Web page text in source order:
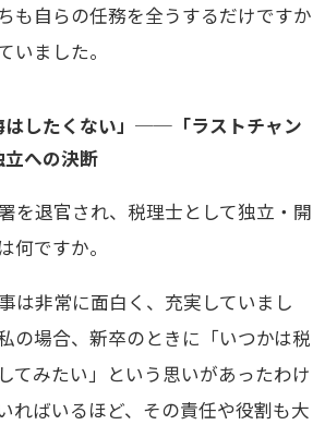
も自らの任務を全うするだけですか
いました。
はしたくない」──「ラストチャン
への決断
退官され、税理士として独立・開
何ですか。
は非常に面白く、充実していまし
の場合、新卒のときに「いつかは税
てみたい」という思いがあったわけ
ればいるほど、その責任や役割も大